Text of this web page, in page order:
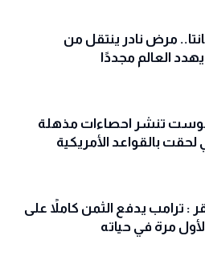
مرض نادر ينتقل من
العالم مجددًا
تنشر احصاءات مذهلة
لحقت بالقواعد الأمريكية
: ترامب يدفع الثمن كاملاً على
مرة في حياته